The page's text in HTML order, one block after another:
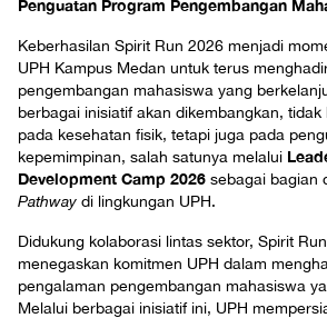
Penguatan Program Pengembangan
Keberhasilan Spirit Run 2026 menjadi
UPH Kampus Medan untuk terus
pengembangan mahasiswa yang
berbagai inisiatif akan dikembangkan,
pada kesehatan fisik, tetapi juga pada
kepemimpinan, salah satunya melalui
Development Camp 2026 sebagai bagian
Pathway di lingkungan UPH.
Didukung kolaborasi lintas sektor, Spirit
menegaskan komitmen UPH dalam
pengalaman pengembangan mahasiswa
Melalui berbagai inisiatif ini, UPH